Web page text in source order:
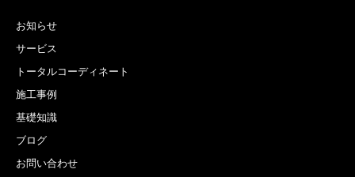
お知らせ
サービス
トータルコーディネート
施工事例
基礎知識
ブログ
お問い合わせ